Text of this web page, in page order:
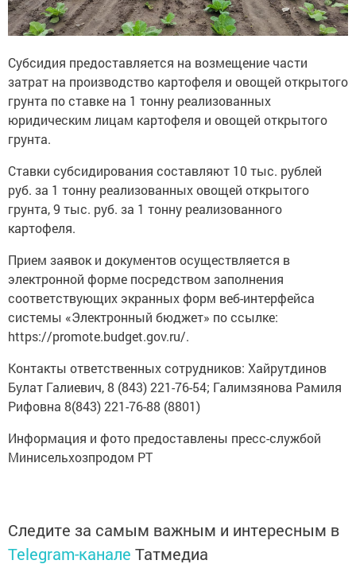
Субсидия предоставляется на возмещение части
затрат на производство картофеля и овощей открытого
грунта по ставке на 1 тонну реализованных
юридическим лицам картофеля и овощей открытого
грунта.
Ставки субсидирования составляют 10 тыс. рублей
руб. за 1 тонну реализованных овощей открытого
грунта, 9 тыс. руб. за 1 тонну реализованного
картофеля.
Прием заявок и документов осуществляется в
электронной форме посредством заполнения
соответствующих экранных форм веб-интерфейса
системы «Электронный бюджет» по ссылке:
https://promote.budget.gov.ru/.
Контакты ответственных сотрудников: Хайрутдинов
Булат Галиевич, 8 (843) 221-76-54; Галимзянова Рамиля
Рифовна 8(843) 221-76-88 (8801)
Информация и фото предоставлены пресс-службой
Минисельхозпродом РТ
Следите за самым важным и интересным в
Telegram-канале Татмедиа